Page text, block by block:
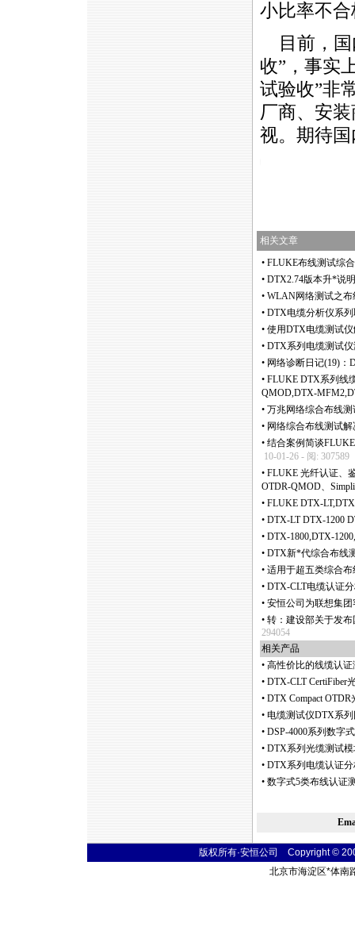
小比率不
目前，国
收”，事实
试验收”非
厂商、安
视。期待
相关文章
• FLUKE布线测试综
• DTX2.74版本升*说明
• WLAN网络测试之布
• DTX电缆分析仪系
• 使用DTX电缆测试
• DTX系列电缆测试
• 网络诊断日记(19)：
• FLUKE DTX系列线
QMOD,DTX-
• 万兆网络综合布线
• 网络综合布线测试
• 结合案例简谈
10-01-26 - 阅: 307589
• FLUKE 光纤认证、
OTDR-QMOD、
• FLUKE DTX-
• DTX-LT DTX-1200
• DTX-1800,DTX-
• DTX新*代综合布线
• 适用于超五类综合
• DTX-CLT电缆认证
• 安恒公司为联想集
• 转：建设部关于发
294054
相关产品
• 高性价比的线缆认证
• DTX-CLT CertiFiber
• DTX Compact
• 电缆测试仪DTX系
• DSP-4000系列数字
• DTX系列光缆测试
• DTX系列电缆认证
• 数字式5类布线认证
版权所有·安恒公司 Copyright ©
北京市海淀区*体南